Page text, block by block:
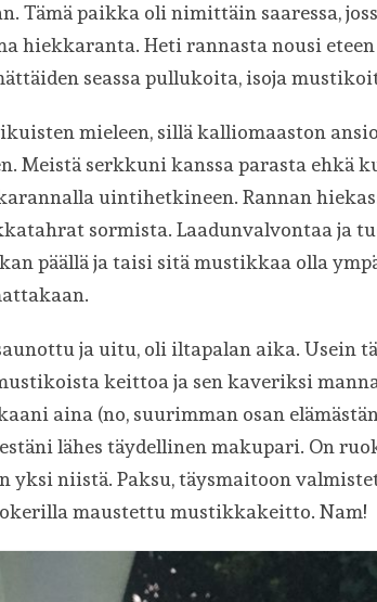
Tämä paikka oli nimittäin saaressa,
hiekkaranta. Heti rannasta nousi
seassa pullukoita, isoja
mieleen, sillä kalliomaaston
Meistä serkkuni kanssa parasta ehkä
uintihetkineen. Rannan
sormista. Laadunvalvontaa ja
päällä ja taisi sitä mustikkaa olla
ja uitu, oli iltapalan aika. Usein
keittoa ja sen kaveriksi
aina (no, suurimman osan
lähes täydellinen makupari. On
yksi niistä. Paksu, täysmaitoon
maustettu mustikkakeitto. Nam!